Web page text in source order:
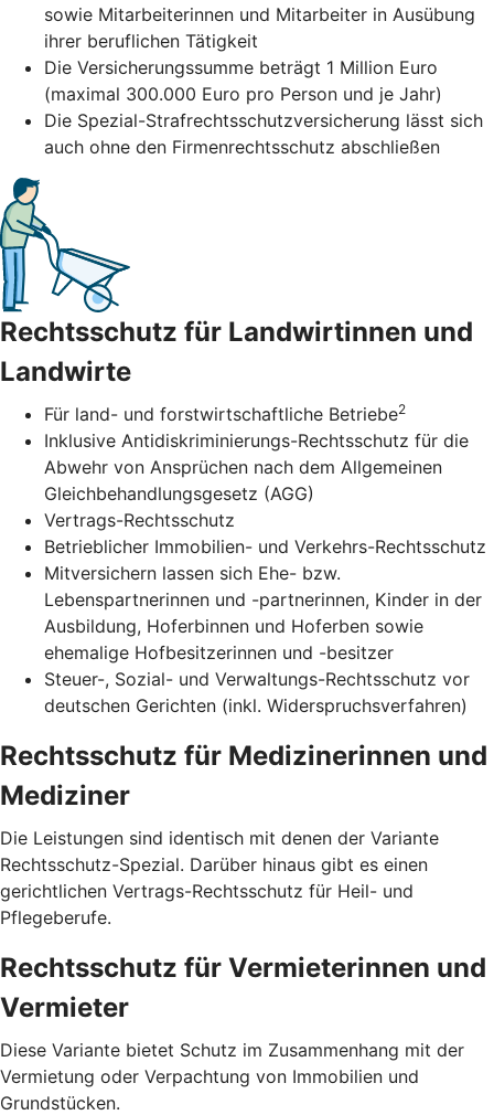
sowie Mitarbeiterinnen und Mitarbeiter in Ausübung
ihrer beruflichen Tätigkeit
Die Versicherungssumme beträgt 1 Million Euro
(maximal 300.000 Euro pro Person und je Jahr)
Die Spezial-Strafrechtsschutzversicherung lässt sich
auch ohne den Firmenrechtsschutz abschließen
Rechtsschutz für Landwirtinnen und
Landwirte
Für land- und forstwirtschaftliche Betriebe2
Inklusive Antidiskriminierungs-Rechtsschutz für die
Abwehr von Ansprüchen nach dem Allgemeinen
Gleichbehandlungsgesetz (AGG)
Vertrags-Rechtsschutz
Betrieblicher Immobilien- und Verkehrs-Rechtsschutz
Mitversichern lassen sich Ehe- bzw.
Lebenspartnerinnen und -partnerinnen, Kinder in der
Ausbildung, Hoferbinnen und Hoferben sowie
ehemalige Hofbesitzerinnen und -besitzer
Steuer-, Sozial- und Verwaltungs-Rechtsschutz vor
deutschen Gerichten (inkl. Widerspruchsverfahren)
Rechtsschutz für Medizinerinnen und
Mediziner
Die Leistungen sind identisch mit denen der Variante
Rechtsschutz-Spezial. Darüber hinaus gibt es einen
gerichtlichen Vertrags-Rechtsschutz für Heil- und
Pflegeberufe.
Rechtsschutz für Vermieterinnen und
Vermieter
Diese Variante bietet Schutz im Zusammenhang mit der
Vermietung oder Verpachtung von Immobilien und
Grundstücken.